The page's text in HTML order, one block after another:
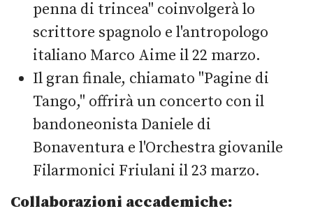
penna di trincea" coinvolgerà lo
scrittore spagnolo e l'antropologo
italiano Marco Aime il 22 marzo.
Il gran finale, chiamato "Pagine di
Tango," offrirà un concerto con il
bandoneonista Daniele di
Bonaventura e l'Orchestra giovanile
Filarmonici Friulani il 23 marzo.
Collaborazioni accademiche: